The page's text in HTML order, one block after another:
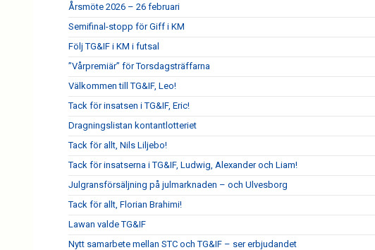
Årsmöte 2026 – 26 februari
Semifinal-stopp för Giff i KM
Följ TG&IF i KM i futsal
”Vårpremiär” för Torsdagsträffarna
Välkommen till TG&IF, Leo!
Tack för insatsen i TG&IF, Eric!
Dragningslistan kontantlotteriet
Tack för allt, Nils Liljebo!
Tack för insatserna i TG&IF, Ludwig, Alexander och Liam!
Julgransförsäljning på julmarknaden – och Ulvesborg
Tack för allt, Florian Brahimi!
Lawan valde TG&IF
Nytt samarbete mellan STC och TG&IF – ser erbjudandet